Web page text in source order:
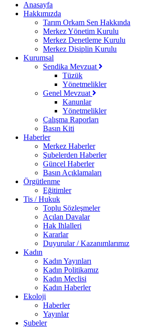
Anasayfa
Hakkımızda
Tarım Orkam Sen Hakkında
Merkez Yönetim Kurulu
Merkez Denetleme Kurulu
Merkez Disiplin Kurulu
Kurumsal
Sendika Mevzuat
Tüzük
Yönetmelikler
Genel Mevzuat
Kanunlar
Yönetmelikler
Çalışma Raporları
Basın Kiti
Haberler
Merkez Haberler
Şubelerden Haberler
Güncel Haberler
Basın Açıklamaları
Örgütlenme
Eğitimler
Tis / Hukuk
Toplu Sözleşmeler
Açılan Davalar
Hak Ihlalleri
Kararlar
Duyurular / Kazanımlarımız
Kadın
Kadın Yayınları
Kadın Politikamız
Kadın Meclisi
Kadın Haberler
Ekoloji
Haberler
Yayınlar
Şubeler